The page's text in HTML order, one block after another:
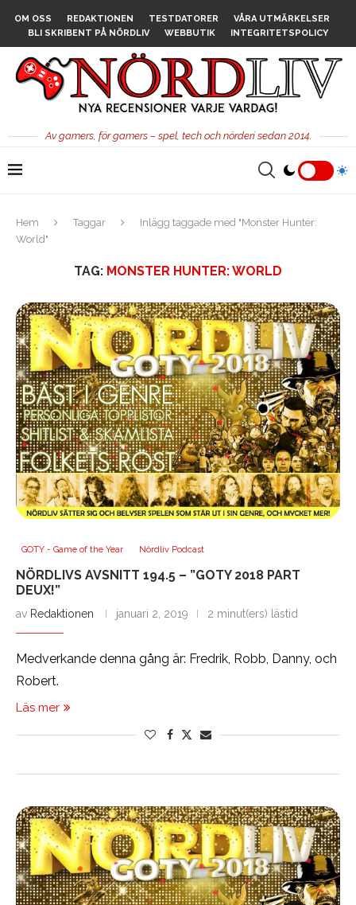
OM OSS REDAKTIONEN TESTDATORER
VÅRA UTMÄRKELSER
BLI SKRIBENT PÅ NÖRDLIV
WEBBUTIK INTEGRITETSPOLICY
Av gamers, för gamers – spel, tech och nörderi sedan 2014.
Hem Taggar
Inlägg taggade med "Monster Hunter:
World"
TAG: MONSTER HUNTER: WORLD
GOTY - Game of the Year Nördliv Podcast
NÖRDLIVS AVSNITT 194.5 – ”GOTY 2018 PART
DEUX!”
av Redaktionen januari 2, 2019 2 minut(ers) lästid
Medverkande denna gång är: Fredrik, Robb, Danny, och
Robert.
Läs mer